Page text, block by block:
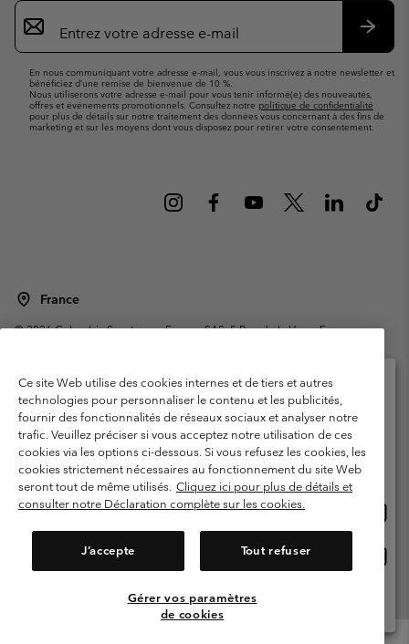
Inscription
par
e-
En nous communiquant votre adresse e-mail, vous vous inscrivez à notre newsletter et
bénéficiez d’une remise de bienvenue de 10 %.
Nous utiliserons votre adresse e-mail pour vous tenir informé(e) des nouveautés,
offres et événements promotionnels. Consultez notre politique de confidentialité
pour plus de détails sur notre traitement des données vous concernant à des fins de
marketing et sur les moyens dont vous disposez pour retirer votre consentement.
France
©2026Columbia Sportswear Europe SAS. 5 Rue de la Haye, Espace
Garanties Légales
Politique de confidentialité
Conditions d'utilisation - Membres
Conditions D'utilisation - Contenu généré par l'utilisateur
Impressum
Cookies
Public CBCR
Service client: Lun - Sam de 9h à 13h et de 14h à 18h
Ce site Web utilise des cookies internes et de tiers et autres
technologies pour personnaliser le contenu et les publicités,
fournir des fonctionnalités de réseaux sociaux et analyser notre
trafic. Veuillez préciser si vous acceptez notre utilisation de ces
cookies via les options ci-dessous. Si vous refusez les cookies, les
cookies strictement nécessaires au fonctionnement du site Web
seront tout de même utilisés. Cliquez ici pour plus de détails et
consulter notre Déclaration complète sur les cookies.
J’accepte Tout refuser
Gérer vos paramètres
de cookies
Veuillez sélectionner votre pays d’expédition et
votre langue
Achats en ligne disponibles
United States
ligne
France
Voir Tous Les Pays